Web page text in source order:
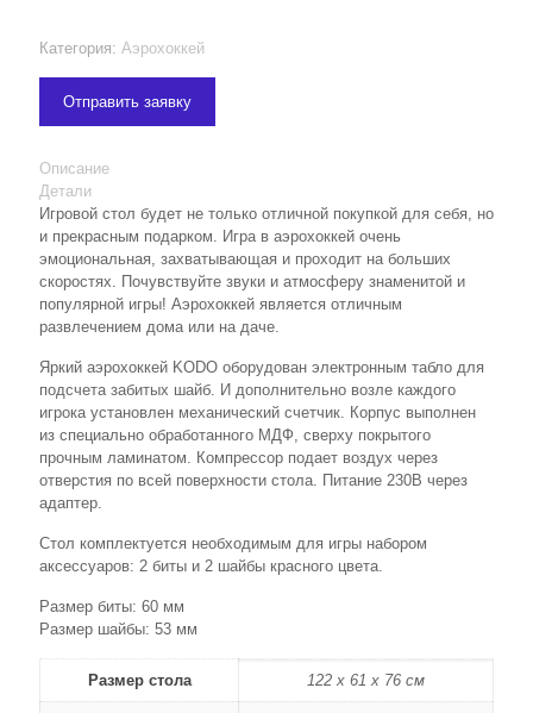
Категория: Аэрохоккей
Отправить заявку
Описание
Детали
Игровой стол будет не только отличной покупкой для себя, но
и прекрасным подарком. Игра в аэрохоккей очень
эмоциональная, захватывающая и проходит на больших
скоростях. Почувствуйте звуки и атмосферу знаменитой и
популярной игры! Аэрохоккей является отличным
развлечением дома или на даче.
Яркий аэрохоккей KODO оборудован электронным табло для
подсчета забитых шайб. И дополнительно возле каждого
игрока установлен механический счетчик. Корпус выполнен
из специально обработанного МДФ, сверху покрытого
прочным ламинатом. Компрессор подает воздух через
отверстия по всей поверхности стола. Питание 230В через
адаптер.
Стол комплектуется необходимым для игры набором
аксессуаров: 2 биты и 2 шайбы красного цвета.
Размер биты: 60 мм
Размер шайбы: 53 мм
Размер стола 122 х 61 х 76 см